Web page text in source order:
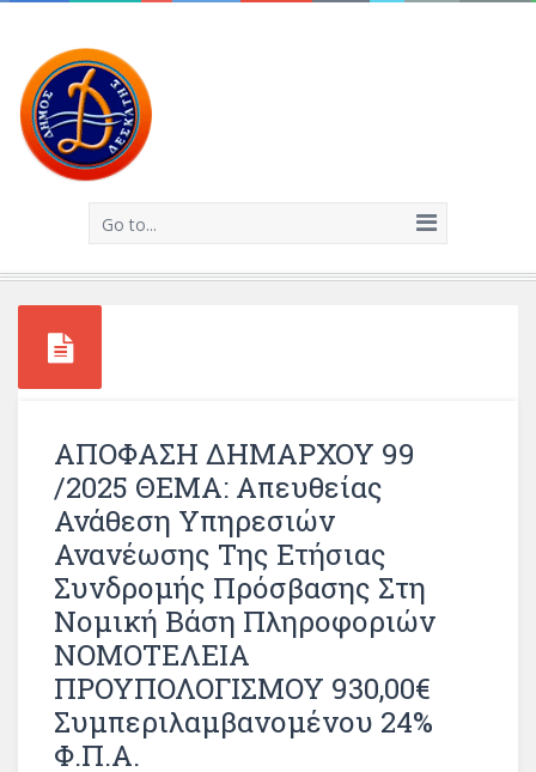
Go to...
ΑΠΟΦΑΣΗ ΔΗΜΑΡΧΟΥ 99
/2025 ΘΕΜΑ: Απευθείας
Ανάθεση Υπηρεσιών
Ανανέωσης Της Ετήσιας
Συνδρομής Πρόσβασης Στη
Νομική Βάση Πληροφοριών
ΝΟΜΟΤΕΛΕΙΑ
ΠΡΟΥΠΟΛΟΓΙΣΜΟΥ 930,00€
Συμπεριλαμβανομένου 24%
Φ.Π.Α.